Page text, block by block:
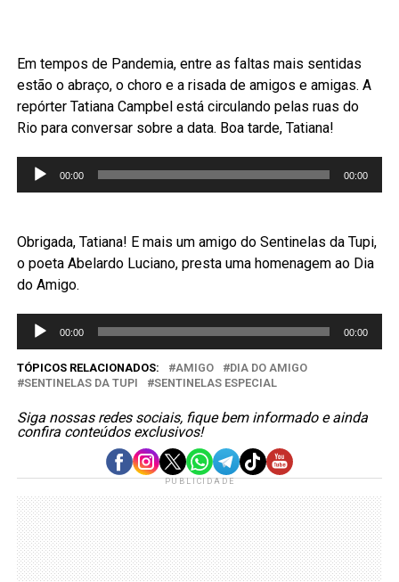
Em tempos de Pandemia, entre as faltas mais sentidas
estão o abraço, o choro e a risada de amigos e amigas. A
repórter Tatiana Campbel está circulando pelas ruas do
Rio para conversar sobre a data. Boa tarde, Tatiana!
Tocador
00:00 00:00
Obrigada, Tatiana! E mais um amigo do Sentinelas da Tupi,
o poeta Abelardo Luciano, presta uma homenagem ao Dia
do Amigo.
Tocador
áudio
00:00 00:00
TÓPICOS RELACIONADOS: AMIGO
DIA DO AMIGO
SENTINELAS DA TUPI
SENTINELAS ESPECIAL
Siga nossas redes sociais, fique bem informado e ainda
confira conteúdos exclusivos!
PUBLICIDADE